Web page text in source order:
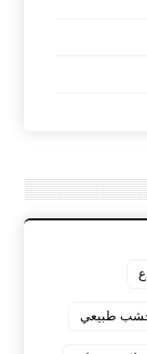
خشب طبيعي